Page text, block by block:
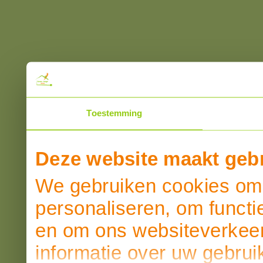
Toestemming
Deze website maakt
We gebruiken cookies
personaliseren, om
en om ons
informatie over uw